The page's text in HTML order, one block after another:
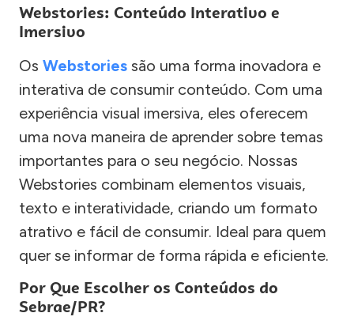
Webstories: Conteúdo Interativo e
Imersivo
Os Webstories são uma forma inovadora e
interativa de consumir conteúdo. Com uma
experiência visual imersiva, eles oferecem
uma nova maneira de aprender sobre temas
importantes para o seu negócio. Nossas
Webstories combinam elementos visuais,
texto e interatividade, criando um formato
atrativo e fácil de consumir. Ideal para quem
quer se informar de forma rápida e eficiente.
Por Que Escolher os Conteúdos do
Sebrae/PR?